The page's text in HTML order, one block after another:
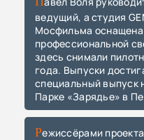
ведущий, а студия
Мосфильма
профессиональной
здесь снимали
года. Выпуски
специальный выпуск
Парке «Зарядье» в
Режиссёрами проекта выступили Сергей Матюк